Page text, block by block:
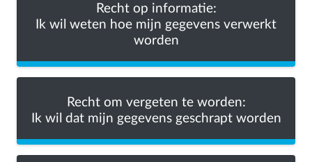
Recht op informatie:
Ik wil weten hoe mijn gegevens verwerkt
worden
Recht om vergeten te worden:
Ik wil dat mijn gegevens geschrapt worden